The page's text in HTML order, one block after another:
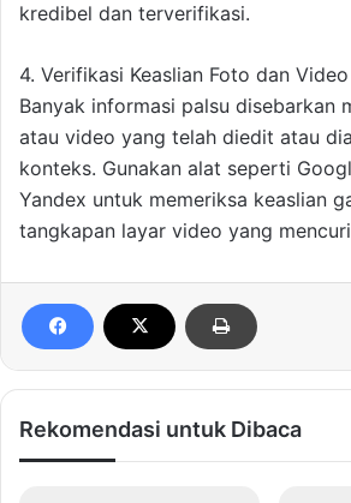
kredibel dan terverifikasi.
4. Verifikasi Keaslian Foto dan Video
Banyak informasi palsu disebarkan
atau video yang telah diedit atau
konteks. Gunakan alat seperti
Yandex untuk memeriksa keaslian
tangkapan layar video yang
Rekomendasi untuk Dibaca